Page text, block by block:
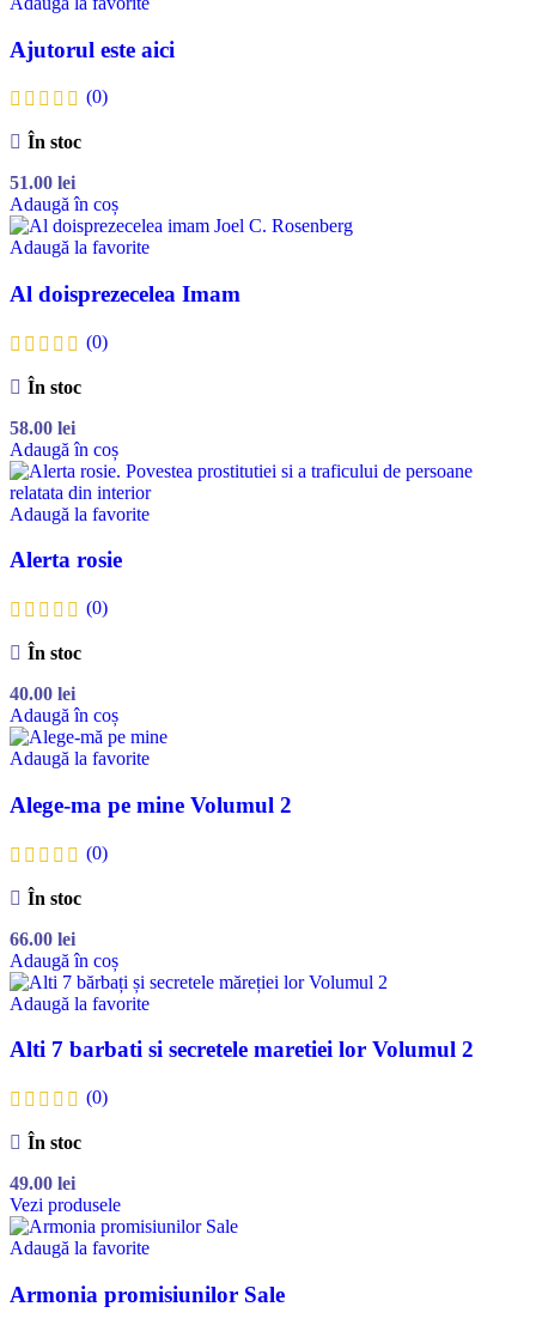
Ajutorul este aici
(0)
În stoc
51.00 lei
Adaugă în coș
Adaugă la favorite
Al doisprezecelea Imam
(0)
În stoc
58.00 lei
Adaugă în coș
Adaugă la favorite
Alerta rosie
(0)
În stoc
40.00 lei
Adaugă în coș
Adaugă la favorite
Alege-ma pe mine Volumul 2
(0)
În stoc
66.00 lei
Adaugă în coș
Adaugă la favorite
Alti 7 barbati si secretele maretiei lor Volumul 2
(0)
În stoc
49.00 lei
Vezi produsele
Adaugă la favorite
Armonia promisiunilor Sale